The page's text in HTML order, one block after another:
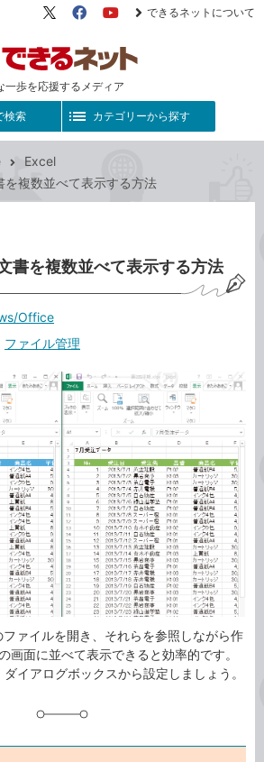
一歩を応援するメディア
X（旧
FacebookYouTube
できるネットについて
検索 カテゴリーから探す
Excel
複数並べて表示する方法
書を複数並べて表示する方法
Office
ファイル管理
ァイルを開き、それらを参照しながら作
画面に並べて表示できると効率的です。
ダイアログボックスから設定しましょう。